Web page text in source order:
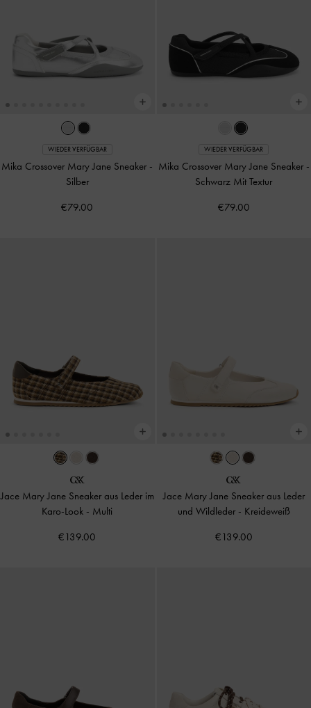
WIEDER VERFÜGBAR
Mika Crossover Mary Jane Sneaker -
Silber
€79.00
WIEDER VERFÜGBAR
Mika Crossover Mary Jane Sneaker -
Schwarz Mit Textur
€79.00
Jace Mary Jane Sneaker aus Leder im
Karo-Look - Multi
€139.00
Jace Mary Jane Sneaker aus Leder
und Wildleder - Kreideweiß
€139.00